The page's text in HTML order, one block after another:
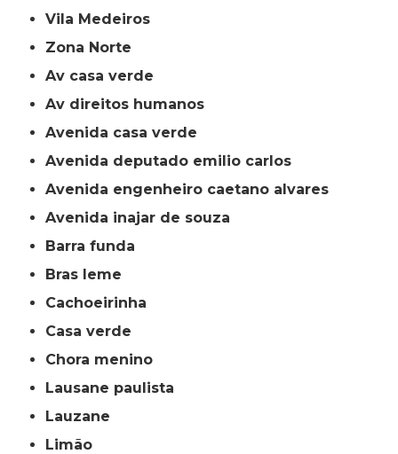
Vila Medeiros
Zona Norte
av casa verde
av direitos humanos
avenida casa verde
avenida deputado emilio carlos
avenida engenheiro caetano alvares
avenida inajar de souza
barra funda
bras leme
cachoeirinha
casa verde
chora menino
lausane paulista
lauzane
limão